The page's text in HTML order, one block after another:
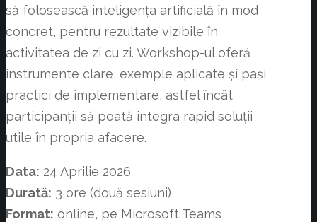
să folosească inteligența artificială în mod
concret, pentru rezultate vizibile în
activitatea de zi cu zi. Workshop-ul oferă
instrumente clare, exemple aplicate și pași
practici de implementare, astfel încât
participanții să poată integra rapid soluții
utile în propria afacere.
Data: 24 Aprilie 2026
Durată: 3 ore (două sesiuni)
Format: online, pe Microsoft Teams